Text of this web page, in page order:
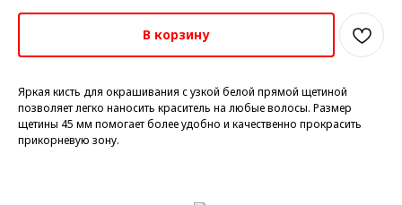
В корзину
Яркая кисть для окрашивания с узкой белой прямой щетиной
позволяет легко наносить краситель на любые волосы. Размер
щетины 45 мм помогает более удобно и качественно прокрасить
прикорневую зону.